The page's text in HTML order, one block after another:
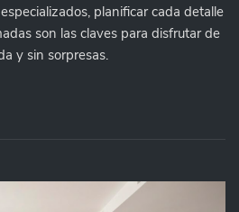
planificar cada detalle
son las claves para disfrutar de
y sin sorpresas.